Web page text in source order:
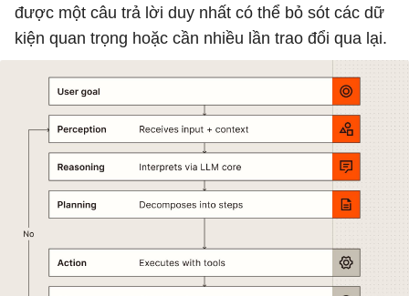
được một câu trả lời duy nhất có thể bỏ sót các dữ
kiện quan trọng hoặc cần nhiều lần trao đổi qua lại.